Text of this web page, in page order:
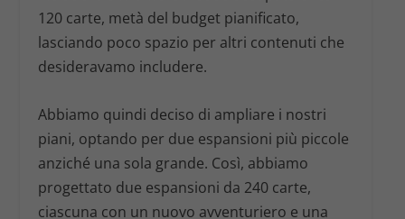
120 carte, metà del budget pianificato,
lasciando poco spazio per altri contenuti che
desideravamo includere.
Abbiamo quindi deciso di ampliare i nostri
piani, optando per due espansioni più piccole
anziché una sola grande. Così, abbiamo
progettato due espansioni da 240 carte,
ciascuna con un nuovo avventuriero e una